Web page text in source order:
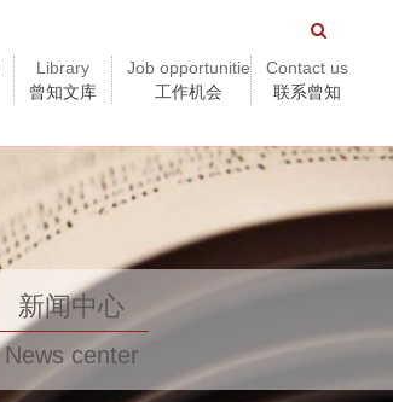
Library
曾知文库
Job opportunitie
工作机会
Contact us
联系曾知
新闻中心
News center